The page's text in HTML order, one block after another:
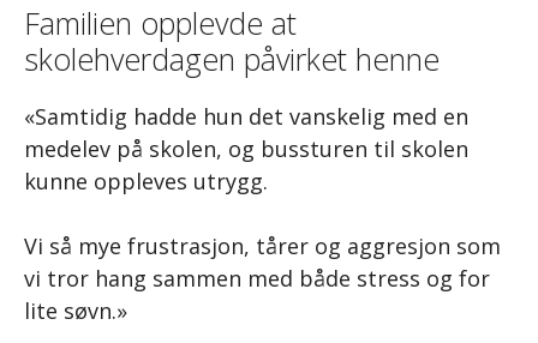
Familien opplevde at
skolehverdagen påvirket henne
«Samtidig hadde hun det vanskelig med en
medelev på skolen, og bussturen til skolen
kunne oppleves utrygg.
Vi så mye frustrasjon, tårer og aggresjon som
vi tror hang sammen med både stress og for
lite søvn.»